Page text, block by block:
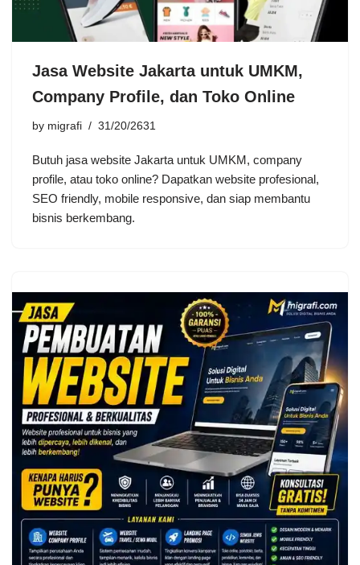
Jasa Website Jakarta untuk UMKM,
Company Profile, dan Toko Online
by migrafi 31/20/2631
Butuh jasa website Jakarta untuk UMKM, company
profile, atau toko online? Dapatkan website profesional,
SEO friendly, mobile responsive, dan siap membantu
bisnis berkembang.